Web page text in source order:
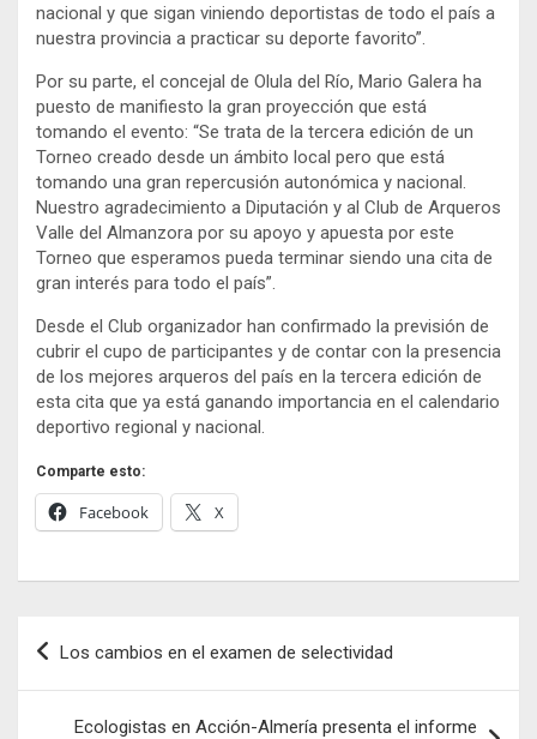
nacional y que sigan viniendo deportistas de todo el país a
nuestra provincia a practicar su deporte favorito”.
Por su parte, el concejal de Olula del Río, Mario Galera ha
puesto de manifiesto la gran proyección que está
tomando el evento: “Se trata de la tercera edición de un
Torneo creado desde un ámbito local pero que está
tomando una gran repercusión autonómica y nacional.
Nuestro agradecimiento a Diputación y al Club de Arqueros
Valle del Almanzora por su apoyo y apuesta por este
Torneo que esperamos pueda terminar siendo una cita de
gran interés para todo el país”.
Desde el Club organizador han confirmado la previsión de
cubrir el cupo de participantes y de contar con la presencia
de los mejores arqueros del país en la tercera edición de
esta cita que ya está ganando importancia en el calendario
deportivo regional y nacional.
Comparte esto:
Facebook X
Navegación
entradas
Los cambios en el examen de selectividad
Ecologistas en Acción-Almería presenta el informe